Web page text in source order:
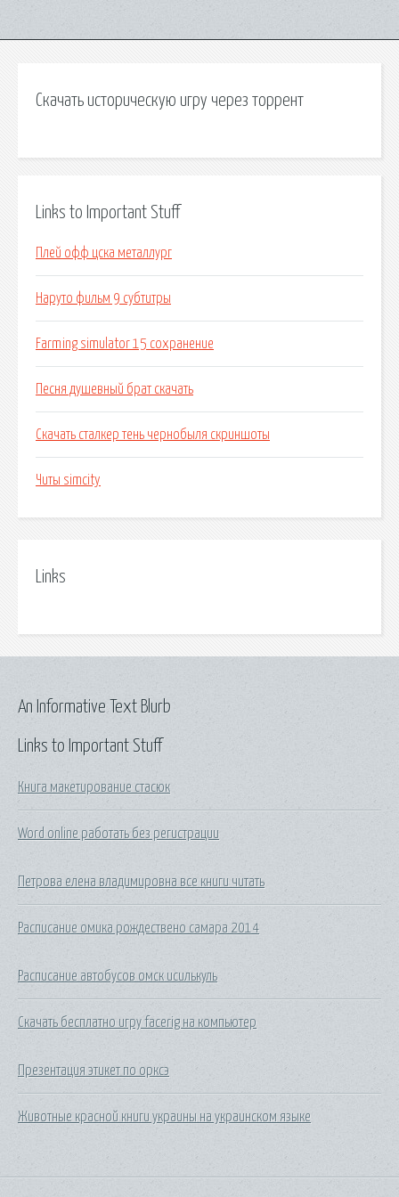
Скачать историческую игру через торрент
Links to Important Stuff
Плей офф цска металлург
Наруто фильм 9 субтитры
Farming simulator 15 сохранение
Песня душевный брат скачать
Скачать сталкер тень чернобыля скриншоты
Читы simcity
Links
Links to Important Stuff
Книга макетирование стасюк
Word online работать без регистрации
Петрова елена владимировна все книги читать
Расписание омика рождествено самара 2014
Расписание автобусов омск исилькуль
Скачать бесплатно игру facerig на компьютер
Презентация этикет по орксэ
Животные красной книги украины на украинском языке
An Informative Text Blurb